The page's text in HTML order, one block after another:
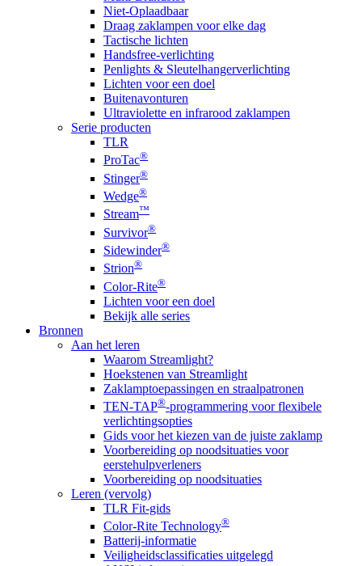
Niet-Oplaadbaar
Draag zaklampen voor elke dag
Tactische lichten
Handsfree-verlichting
Penlights & Sleutelhangerverlichting
Lichten voor een doel
Buitenavonturen
Ultraviolette en infrarood zaklampen
Serie producten
TLR
ProTac®
Stinger®
Wedge®
Stream™
Survivor®
Sidewinder®
Strion®
Color-Rite®
Lichten voor een doel
Bekijk alle series
Bronnen
Aan het leren
Waarom Streamlight?
Hoekstenen van Streamlight
Zaklamptoepassingen en straalpatronen
TEN-TAP®-programmering voor flexibele
verlichtingsopties
Gids voor het kiezen van de juiste zaklamp
Voorbereiding op noodsituaties voor
eerstehulpverleners
Voorbereiding op noodsituaties
Leren (vervolg)
TLR Fit-gids
Color-Rite Technology®
Batterij-informatie
Veiligheidsclassificaties uitgelegd